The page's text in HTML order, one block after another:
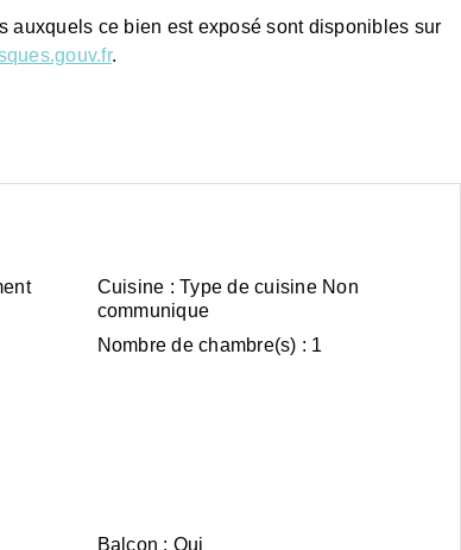
auxquels ce bien est exposé sont disponibles sur
.
Cuisine : Type de cuisine Non
communique
Nombre de chambre(s) : 1
Balcon : Oui